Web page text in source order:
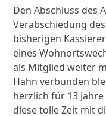
Den Abschluss des
Verabschiedung
bisherigen
eines
als Mitglied weiter
Hahn verbunden
herzlich für 13
diese tolle Zeit mit